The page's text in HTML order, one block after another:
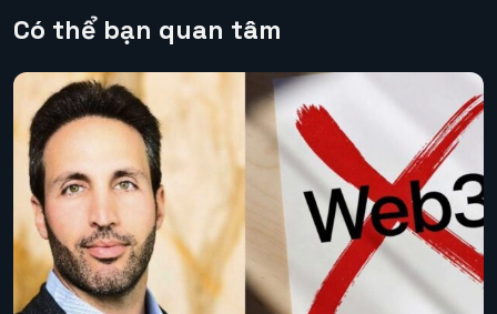
Có thể bạn quan tâm